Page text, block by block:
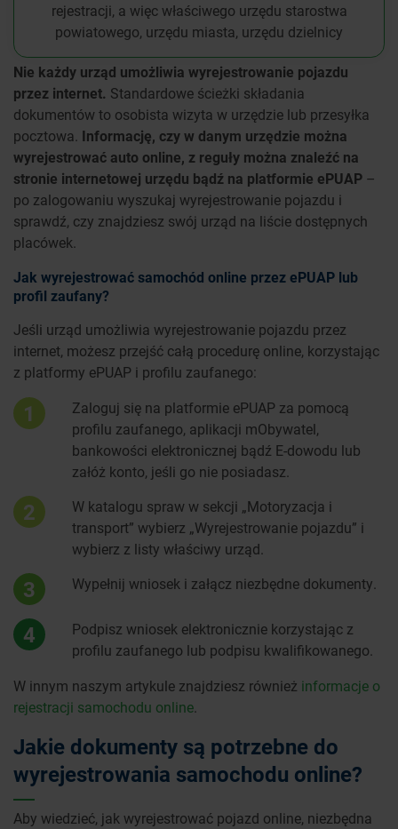
rejestracji, a więc właściwego urzędu starostwa
powiatowego, urzędu miasta, urzędu dzielnicy
Nie każdy urząd umożliwia wyrejestrowanie pojazdu
przez internet. Standardowe ścieżki składania
dokumentów to osobista wizyta w urzędzie lub przesyłka
pocztowa. Informację, czy w danym urzędzie można
wyrejestrować auto online, z reguły można znaleźć na
stronie internetowej urzędu bądź na platformie ePUAP –
po zalogowaniu wyszukaj wyrejestrowanie pojazdu i
sprawdź, czy znajdziesz swój urząd na liście dostępnych
placówek.
Jak wyrejestrować samochód online przez ePUAP lub
profil zaufany?
Jeśli urząd umożliwia wyrejestrowanie pojazdu przez
internet, możesz przejść całą procedurę online, korzystając
z platformy ePUAP i profilu zaufanego:
1
Zaloguj się na platformie ePUAP za pomocą
profilu zaufanego, aplikacji mObywatel,
bankowości elektronicznej bądź E-dowodu lub
załóż konto, jeśli go nie posiadasz.
2
W katalogu spraw w sekcji „Motoryzacja i
transport” wybierz „Wyrejestrowanie pojazdu” i
wybierz z listy właściwy urząd.
3 Wypełnij wniosek i załącz niezbędne dokumenty.
4
Podpisz wniosek elektronicznie korzystając z
profilu zaufanego lub podpisu kwalifikowanego.
W innym naszym artykule znajdziesz również informacje o
rejestracji samochodu online.
Jakie dokumenty są potrzebne do
wyrejestrowania samochodu online?
Aby wiedzieć, jak wyrejestrować pojazd online, niezbędna